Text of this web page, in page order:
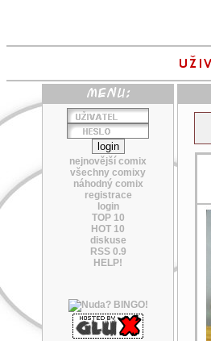
nejnovější comix
všechny comixy
náhodný comix
registrace
login
TOP 10
HOT 10
diskuse
RSS 0.9
HELP!